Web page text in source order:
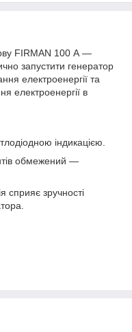
FIRMAN 100 А —
запустити генератор
електроенергії та
електроенергії в
індикацією.
обмежений —
сприяє зручності